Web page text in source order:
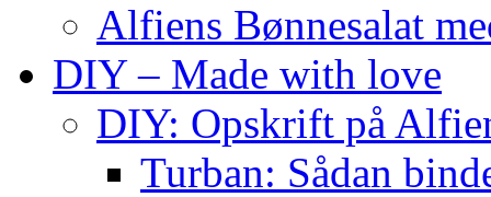
Alfiens Bønnesalat
DIY – Made with love
DIY: Opskrift på
Turban: Sådan